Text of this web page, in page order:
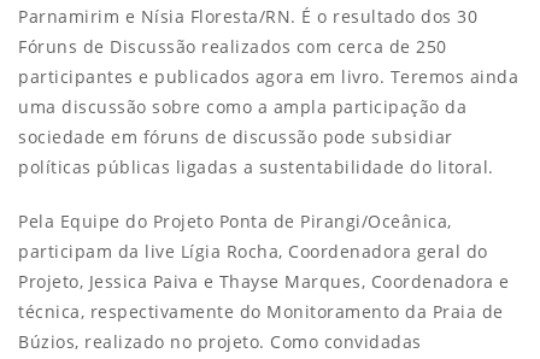
Parnamirim e Nísia Floresta/RN. É o resultado dos 30
Fóruns de Discussão realizados com cerca de 250
participantes e publicados agora em livro. Teremos ainda
uma discussão sobre como a ampla participação da
sociedade em fóruns de discussão pode subsidiar
políticas públicas ligadas a sustentabilidade do litoral.
Pela Equipe do Projeto Ponta de Pirangi/Oceânica,
participam da live Lígia Rocha, Coordenadora geral do
Projeto, Jessica Paiva e Thayse Marques, Coordenadora e
técnica, respectivamente do Monitoramento da Praia de
Búzios, realizado no projeto. Como convidadas